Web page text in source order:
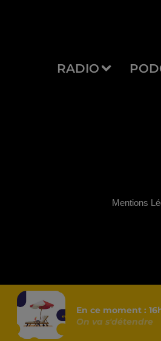
RADIO
En ce moment : 16
On va s'détendre
Mentions